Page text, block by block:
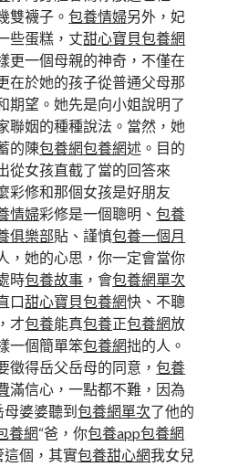
雙襪子。包養情婦另外，妃
些蛋糕，丈甜心寶貝包養網
更一個母親的神奇，不僅在
在於她的孩子從普通父母那
期望。她先是向小姐說明了
聯姻的種種說法。當然，她
的陳包養網包養網述。目的
從女孩直截了當的回答來
彩修和那個女孩是好朋友
情婦彩修是一個聰明、包養
俱樂部貼、謹慎包養一個月
，她的心思，你一定會當你
時包養故事 ，會包養網單次
口甜心寶貝包養網快、不聰
才包養能真包養正包養網放
一個簡單笨包養網拙的人。
徵得岳父岳母的同意，包養
滿信心，一點都不難，因為
母婆婆聽到包養網單次了他的
養網“爸，你包養app包養網
這個，其實包養甜心網我女兒